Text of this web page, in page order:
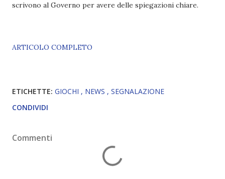
scrivono al Governo per avere delle spiegazioni chiare.
ARTICOLO COMPLETO
ETICHETTE: GIOCHI NEWS
SEGNALAZIONE
CONDIVIDI
Commenti